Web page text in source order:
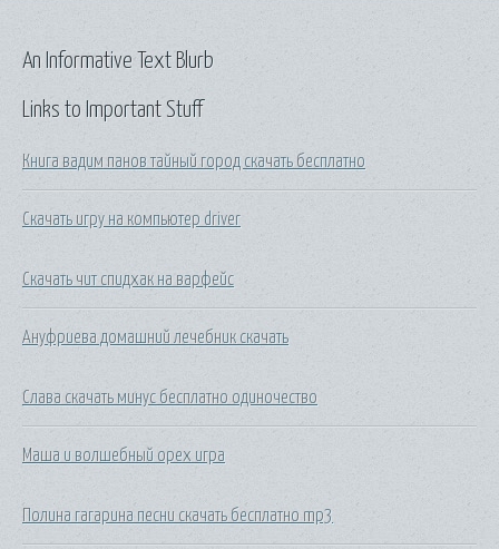
Links to Important Stuff
Книга вадим панов тайный город скачать бесплатно
Скачать игру на компьютер driver
Скачать чит спидхак на варфейс
Ануфриева домашний лечебник скачать
Слава скачать минус бесплатно одиночество
Маша и волшебный орех игра
Полина гагарина песни скачать бесплатно mp3
An Informative Text Blurb